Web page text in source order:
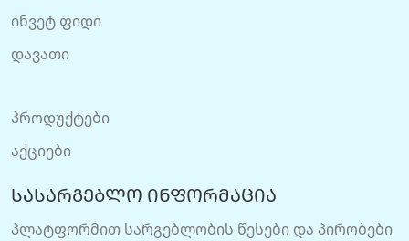
ინვეტ ფიდი
დავათი
პროდუქტები
აქციები
სასარგებლო ინფორმაცია
პლატფორმით სარგებლობის წესები და პირობები